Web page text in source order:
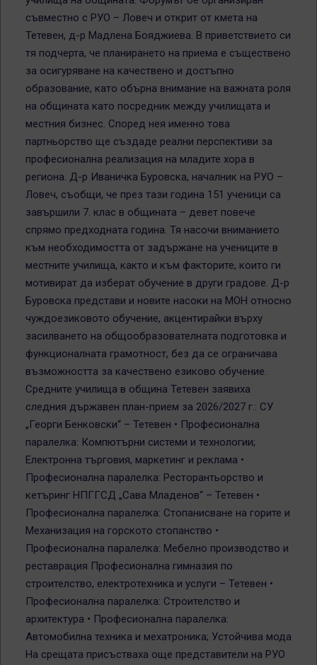
съвместно с РУО – Ловеч и открит от кмета на
Тетевен, д-р Мадлена Бояджиева. В приветствието си
тя подчерта, че планирането на приема е съществено
за осигуряване на качествено и достъпно
образование, като обърна внимание на важната роля
на общината като посредник между училищата и
местния бизнес. Според нея именно това
партньорство ще създаде реални перспективи за
професионална реализация на младите хора в
региона. Д-р Иваничка Буровска, началник на РУО –
Ловеч, съобщи, че през тази година 151 ученици са
завършили 7. клас в общината – девет повече
спрямо предходната година. Тя насочи вниманието
към необходимостта от задържане на учениците в
местните училища, както и към факторите, които ги
мотивират да изберат обучение в други градове. Д-р
Буровска представи и новите насоки на МОН относно
чуждоезиковото обучение, акцентирайки върху
засилването на общообразователната подготовка и
функционалната грамотност, без да се ограничава
възможността за качествено езиково обучение.
Средните училища в община Тетевен заявиха
следния държавен план-прием за 2026/2027 г.: СУ
„Георги Бенковски“ – Тетевен • Професионална
паралелка: Компютърни системи и технологии;
Електронна търговия, маркетинг и реклама •
Професионална паралелка: Ресторантьорство и
кетъринг НПГГСД „Сава Младенов“ – Тетевен •
Професионална паралелка: Стопанисване на горите и
Механизация на горското стопанство •
Професионална паралелка: Мебелно производство и
реставрация Професионална гимназия по
строителство, електротехника и услуги – Тетевен •
Професионална паралелка: Строителство и
архитектура • Професионална паралелка:
Автомобилна техника и мехатроника; Устойчива мода
На срещата присъстваха още представители на РУО